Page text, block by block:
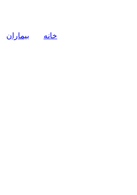
خانه بیماران